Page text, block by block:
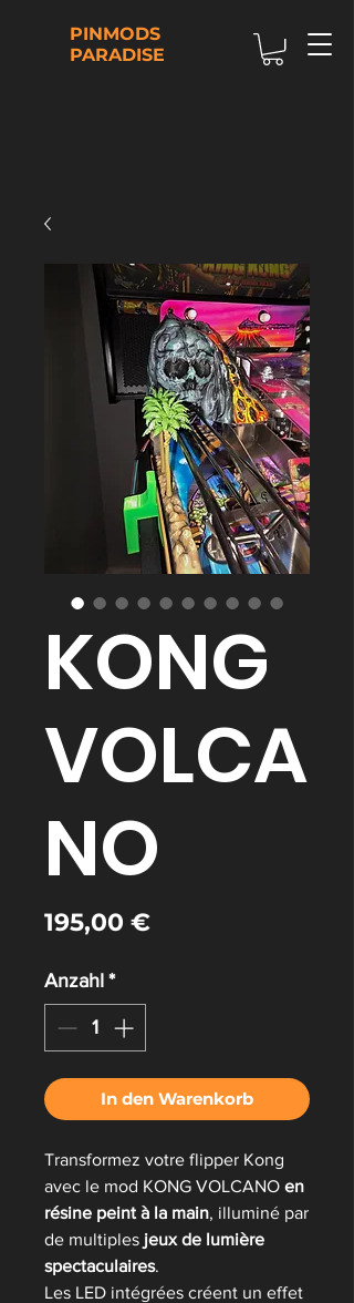
PINMODS
PARADISE
KONG
VOLCA
NO
195,00 €Preis
Anzahl *
In den Warenkorb
Transformez votre flipper Kong
avec le mod KONG VOLCANO en
résine peint à la main, illuminé par
de multiples jeux de lumière
spectaculaires.
Les LED intégrées créent un effet